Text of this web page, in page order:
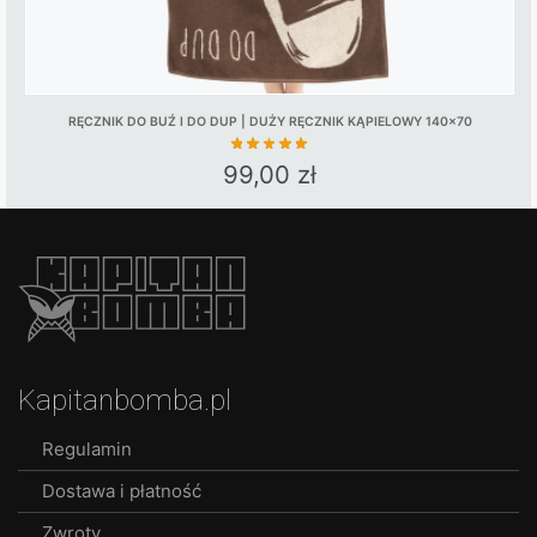
RĘCZNIK DO BUŹ I DO DUP | DUŻY RĘCZNIK KĄPIELOWY 140×70
99,00 zł
Kapitanbomba.pl
Regulamin
Dostawa i płatność